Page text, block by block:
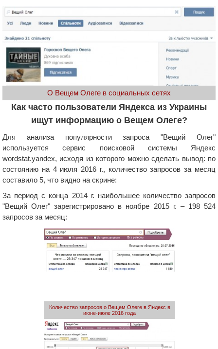
О Вещем Олеге в социальных сетях
Как часто пользователи Яндекса из Украины
ищут информацию о Вещем Олеге?
Для анализа популярности запроса "Вещий Олег"
используется сервис поисковой системы Яндекс
wordstat.yandex, исходя из которого можно сделать вывод: по
состоянию на 4 июля 2016 г., количество запросов за месяц
составило 5, что видно на скрине:
За период с конца 2014 г. наибольшее количество запросов
"Вещий Олег" зарегистрировано в ноябре 2015 г. – 198 524
запросов за месяц:
Количество запросов о Вещем Олеге в Яндекс в
июне-июле 2016 года